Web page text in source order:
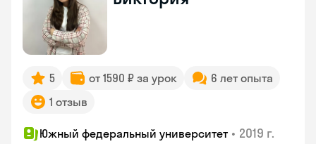
5 от 1590 ₽ за урок
6 лет опыта
1 отзыв
Южный федеральный университет • 2019 г.